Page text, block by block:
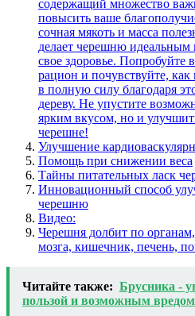
содержащий множество
повысить ваше
сочная мякоть и масса
делает черешню идеальным
свое здоровье.
рацион и почувствуйте, как
в полную силу благодаря
дереву. Не упустите
ярким вкусом, но и
черешне!
Улучшение
Помощь при снижении веса
Тайны питательных ласк
Инновационный способ
черешню
Видео:
Черешня долбит по
мозга, кишечник, печень,
Читайте также: Брусника -
пользой и возможным вредом